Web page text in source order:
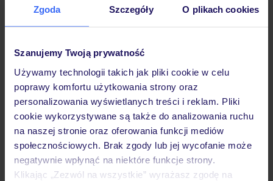
Zgoda Szczegóły O plikach cookies
Szanujemy Twoją prywatność
Używamy technologii takich jak pliki cookie w celu
poprawy komfortu użytkowania strony oraz
personalizowania wyświetlanych treści i reklam. Pliki
cookie wykorzystywane są także do analizowania ruchu
na naszej stronie oraz oferowania funkcji mediów
społecznościowych. Brak zgody lub jej wycofanie może
negatywnie wpłynąć na niektóre funkcje strony.
Klikając „Zezwól na wszystkie” wyrażasz zgodę na
Hotel
Opinie
Pokoje